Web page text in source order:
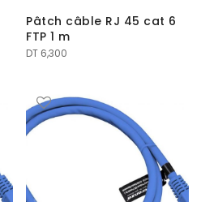
Pâtch câble RJ 45 cat 6
FTP 1 m
DT 6,300